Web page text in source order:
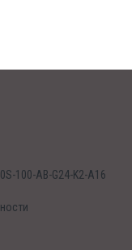
100-AB-G24-K2-A16